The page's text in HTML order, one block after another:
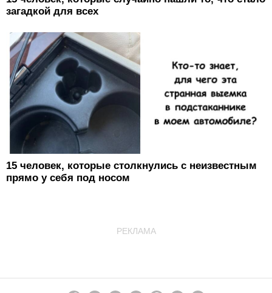
загадкой для всех
15 человек, которые столкнулись с неизвестным
прямо у себя под носом
РЕКЛАМА